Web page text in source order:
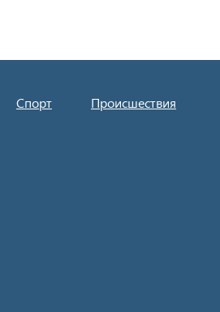
Спорт Происшествия